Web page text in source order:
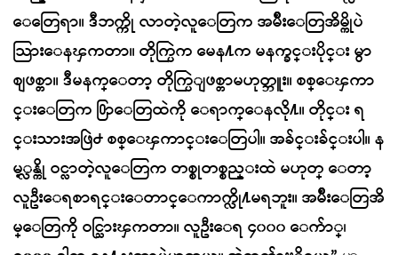
ေတြေရာ။ ဒီဘက္ကို လာတဲ့လူေတြက အမ်ိဳးေတြအိမ္ကိုပဲ
သြားေနၾကတာ။ တိုက္ပြဲက မေန႔က မနက္ခင္းပိုင္း မွာ
စျဖစ္တာ။ ဒီမနက္ေတာ့ တိုက္ပြဲျဖစ္တာမဟုတ္ဘူး။ စစ္ေၾကာ
င္းေတြက ႐ြာေတြထဲကို ေရာက္ေနလို႔။ တိုင္း ရ
င္းသားအဖြဲ႕ စစ္ေၾကာင္းေတြပါ။ အခ်င္းခ်င္းပါ။ န
မ့္လန္ကို ဝင္လာတဲ့လူေတြက တစ္စုတစ္စည္းထဲ မဟုတ္ ေတာ့
လူဦးေရစာရင္းေတာင္ေကာက္လို႔မရဘူး။ အမ်ိဳးေတြအိ
မ္ေတြကို ဝင္သြားၾကတာ။ လူဦးေရ ၄၀၀၀ ေက်ာ္၊